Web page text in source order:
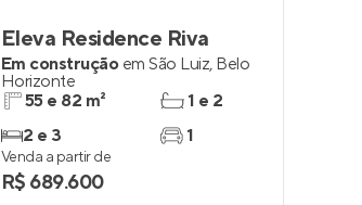
Eleva Residence Riva
Em construção em São Luiz, Belo
Horizonte
55 e 82 m²
2 e 3
1 e 2
1
Venda a partir de
R$ 689.600